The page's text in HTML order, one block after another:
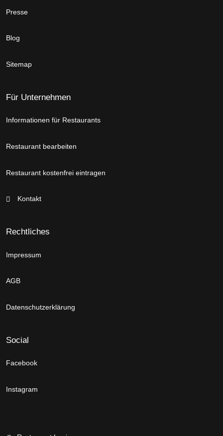
Presse
Blog
Sitemap
Für Unternehmen
Informationen für Restaurants
Restaurant bearbeiten
Restaurant kostenfrei eintragen
Kontakt
Rechtliches
Impressum
AGB
Datenschutzerklärung
Social
Facebook
Instagram